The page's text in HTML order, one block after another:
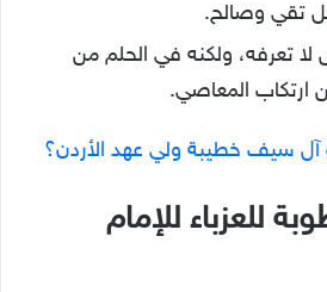
تقي وصالح.
تعرفه، ولكنه في الحلم من
ارتكاب المعاصي.
سيف خطيبة ولي عهد الأردن؟
للعزباء للإمام